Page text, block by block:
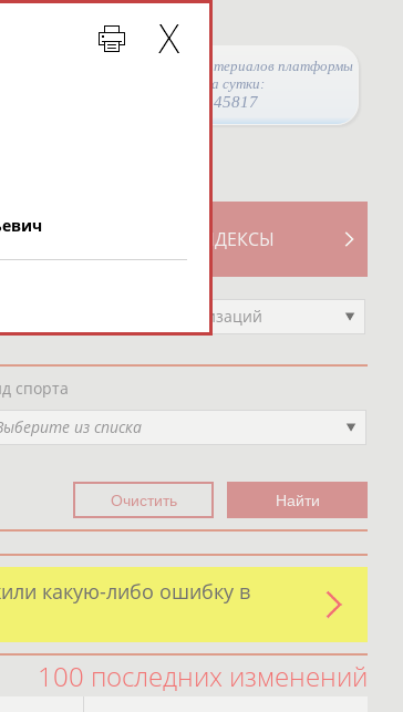
Просмотры материалов платформы
за сутки:
45817
СВОДНЫЕ ИНДЕКСЫ
Выберите другой тип организаций
спорта
из списка
какую-либо ошибку в
100 последних изменений